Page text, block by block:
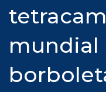
mundial